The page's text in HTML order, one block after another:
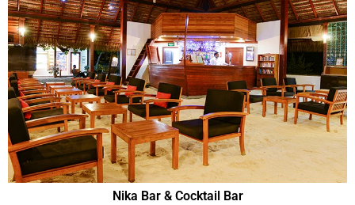
Nika Bar & Cocktail Bar